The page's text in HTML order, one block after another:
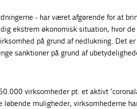
- har været afgørende for at
ekstrem økonomisk situation, hvor
på grund af nedlukning. Det
sanktioner på grund af
virksomheder pt. et aktivt
løbende muligheder, virksomhederne